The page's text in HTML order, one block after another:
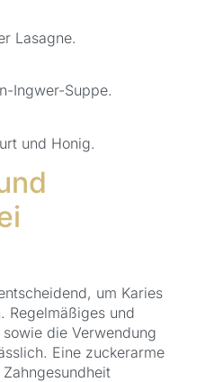
Lasagne.
Ingwer-Suppe.
und Honig.
um Karies
Regelmäßiges und
die Verwendung
Eine zuckerarme